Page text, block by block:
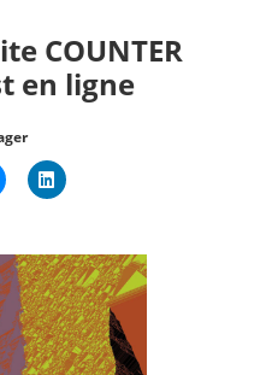
COUNTER
en ligne